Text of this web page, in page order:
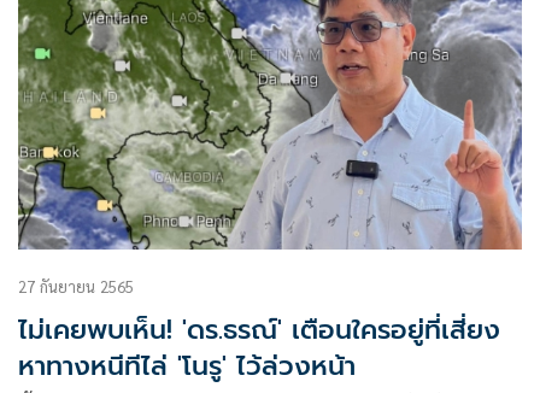
27 กันยายน 2565
ไม่เคยพบเห็น! 'ดร.ธรณ์' เตือนใครอยู่ที่เสี่ยง
หาทางหนีทีไล่ 'โนรู' ไว้ล่วงหน้า